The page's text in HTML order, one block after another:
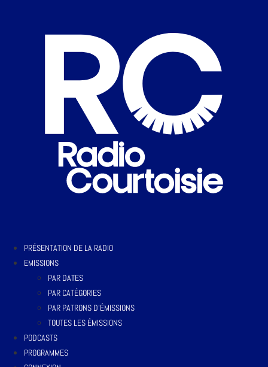
PRÉSENTATION DE LA RADIO
EMISSIONS
PAR DATES
PAR CATÉGORIES
PAR PATRONS D’ÉMISSIONS
TOUTES LES ÉMISSIONS
PODCASTS
PROGRAMMES